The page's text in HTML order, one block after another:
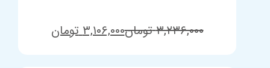
۳,۲۳۶,۰۰۰تومانقیمت
۳,۱۰۶,۰۰۰تومان
قیمتمشخصات فنی محصول